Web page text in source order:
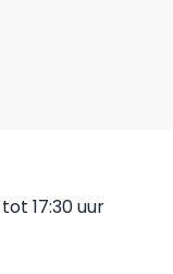
17:30 uur